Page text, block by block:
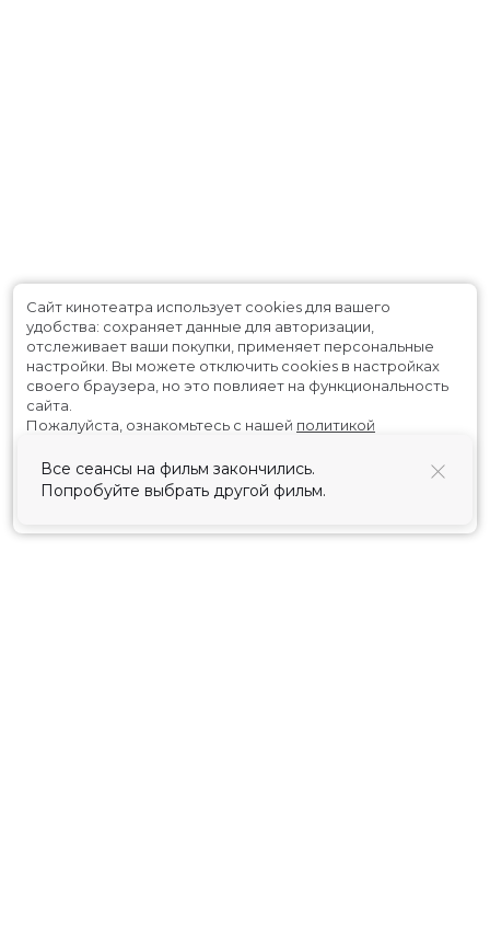
Все сеансы на фильм закончились.
Попробуйте выбрать другой фильм.
Сайт кинотеатра использует cookies для вашего
удобства: сохраняет данные для авторизации,
отслеживает ваши покупки, применяет персональные
настройки. Вы можете отключить cookies в настройках
своего браузера, но это повлияет на функциональность
сайта.
Пожалуйста, ознакомьтесь с нашей политикой
Принять